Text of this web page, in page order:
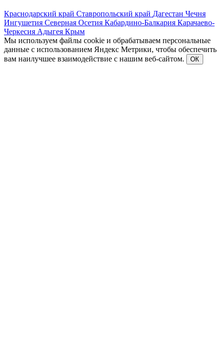
Краснодарский край Ставропольский край Дагестан Чечня
Ингушетия Северная Осетия Кабардино-Балкария Карачаево-
Черкесия Адыгея Крым
Мы используем файлы cookie и обрабатываем персональные
данные с использованием Яндекс Метрики, чтобы обеспечить
вам наилучшее взаимодействие с нашим веб-сайтом.
ОК